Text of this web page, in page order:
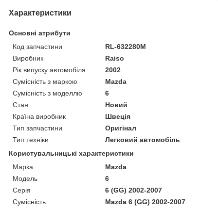
Характеристики
Основні атрибути
Код запчастини
RL-632280M
Виробник
Raiso
Рік випуску автомобіля
2002
Сумісність з маркою
Mazda
Сумісність з моделлю
6
Стан
Новий
Країна виробник
Швеція
Тип запчастини
Оригінал
Тип техніки
Легковий автомобіль
Користувальницькі характеристики
Марка
Mazda
Мoдель
6
Серія
6 (GG) 2002-2007
Сумісність
Mazda 6 (GG) 2002-2007